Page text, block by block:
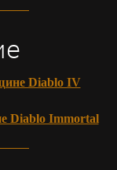
Diablo IV
Diablo Immortal